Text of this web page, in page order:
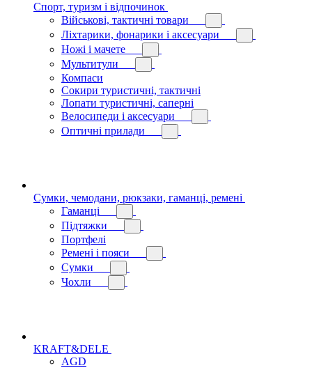
Спорт, туризм і відпочинок
Військові, тактичні товари
Ліхтарики, фонарики і аксесуари
Ножі і мачете
Мультитули
Компаси
Сокири туристичні, тактичні
Лопати туристичні, саперні
Велосипеди і аксесуари
Оптичні прилади
Сумки, чемодани, рюкзаки, гаманці, ремені
Гаманці
Підтяжки
Портфелі
Ремені і пояси
Сумки
Чохли
KRAFT&DELE
AGD